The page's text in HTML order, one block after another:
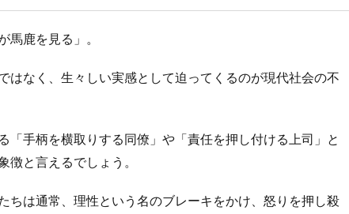
馬鹿を見る」。
はなく、生々しい実感として迫ってくるのが現代社会の不
「手柄を横取りする同僚」や「責任を押し付ける上司」と
徴と言えるでしょう。
ちは通常、理性という名のブレーキをかけ、怒りを押し殺